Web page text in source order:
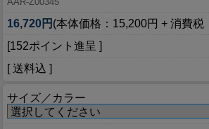
16,720円 (本体価格：15,200円 + 消費税
[152ポイント進呈 ]
[ 送料込 ]
サイズ／カラー